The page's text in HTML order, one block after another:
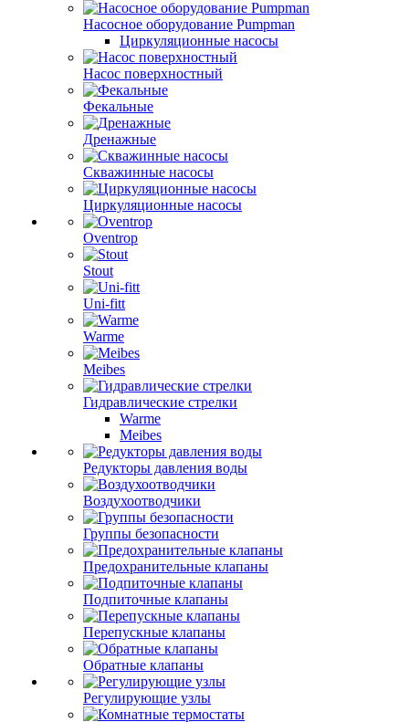
Насосное оборудование Pumpman
Циркуляционные насосы
Насос поверхностный
Фекальные
Дренажные
Скважинные насосы
Циркуляционные насосы
Oventrop
Stout
Uni-fitt
Warme
Meibes
Гидравлические стрелки
Warme
Meibes
Редукторы давления воды
Воздухоотводчики
Группы безопасности
Предохранительные клапаны
Подпиточные клапаны
Перепускные клапаны
Обратные клапаны
Регулирующие узлы